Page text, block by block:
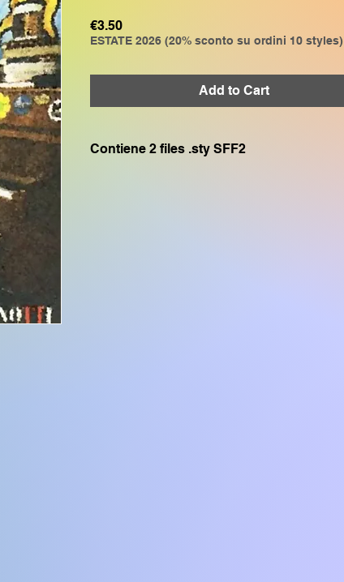
€3.50Price
ESTATE 2026 (20% sconto su ordini 10 styles)
Add to Cart
Contiene 2 files .sty SFF2